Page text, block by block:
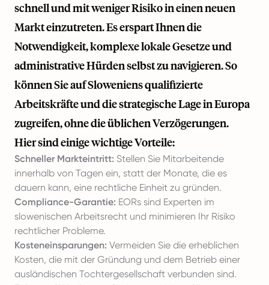
schnell und mit weniger Risiko in einen neuen
Markt einzutreten. Es erspart Ihnen die
Notwendigkeit, komplexe lokale Gesetze und
administrative Hürden selbst zu navigieren. So
können Sie auf Sloweniens qualifizierte
Arbeitskräfte und die strategische Lage in Europa
zugreifen, ohne die üblichen Verzögerungen.
Hier sind einige wichtige Vorteile:
Schneller Markteintritt: Stellen Sie Mitarbeitende
innerhalb von Tagen ein, statt der Monate, die es
dauern kann, eine rechtliche Einheit zu gründen.
Compliance-Garantie: EORs sind Experten im
slowenischen Arbeitsrecht und minimieren Ihr Risiko
rechtlicher Probleme.
Kosteneinsparungen: Vermeiden Sie die erheblichen
Kosten, die mit der Gründung und dem Betrieb einer
ausländischen Tochtergesellschaft verbunden sind.